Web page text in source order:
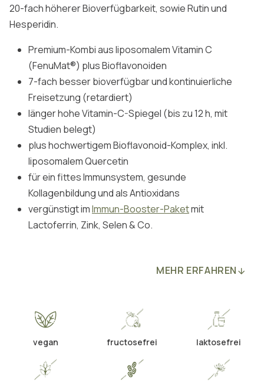
20-fach höherer Bioverfügbarkeit, sowie Rutin und
Hesperidin.
Premium-Kombi aus liposomalem Vitamin C
(FenuMat®) plus Bioflavonoiden
7-fach besser bioverfügbar und kontinuierliche
Freisetzung (retardiert)
länger hohe Vitamin-C-Spiegel (bis zu 12 h, mit
Studien belegt)
plus hochwertigem Bioflavonoid-Komplex, inkl.
liposomalem Quercetin
für ein fittes Immunsystem, gesunde
Kollagenbildung und als Antioxidans
vergünstigt imImmun-Booster-Paketmit
Lactoferrin, Zink, Selen & Co.
MEHR ERFAHREN
vegan fructosefrei laktosefrei